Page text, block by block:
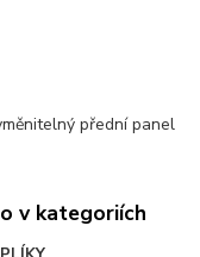
přední panel
v kategoriích